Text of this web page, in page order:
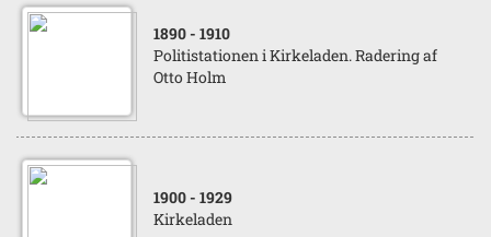
1890 - 1910
Politistationen i Kirkeladen. Radering af
Otto Holm
1900 - 1929
Kirkeladen